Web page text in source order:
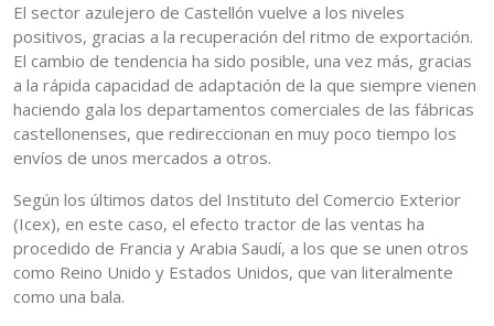
El sector azulejero de Castellón vuelve a los niveles
positivos, gracias a la recuperación del ritmo de exportación.
El cambio de tendencia ha sido posible, una vez más, gracias
a la rápida capacidad de adaptación de la que siempre vienen
haciendo gala los departamentos comerciales de las fábricas
castellonenses, que redireccionan en muy poco tiempo los
envíos de unos mercados a otros.
Según los últimos datos del Instituto del Comercio Exterior
(Icex), en este caso, el efecto tractor de las ventas ha
procedido de Francia y Arabia Saudí, a los que se unen otros
como Reino Unido y Estados Unidos, que van literalmente
como una bala.